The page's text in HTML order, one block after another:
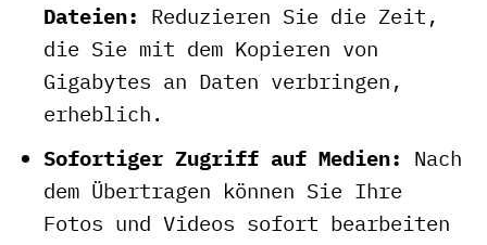
Dateien: Reduzieren Sie die Zeit,
die Sie mit dem Kopieren von
Gigabytes an Daten verbringen,
erheblich.
Sofortiger Zugriff auf Medien: Nach
dem Übertragen können Sie Ihre
Fotos und Videos sofort bearbeiten